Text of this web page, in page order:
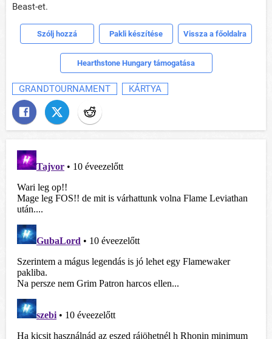
Beast-et.
Szólj hozzá Pakli készítése Vissza a főoldalra
Hearthstone Hungary támogatása
GRANDTOURNAMENT KÁRTYA